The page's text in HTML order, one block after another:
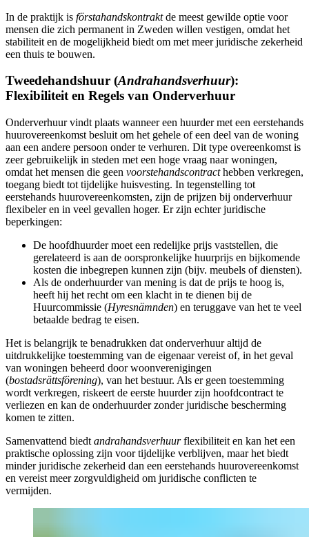
In de praktijk is förstahandskontraktde meest gewilde optie voor
mensen die zich permanent in Zweden willen vestigen, omdat het
stabiliteit en de mogelijkheid biedt om met meer juridische zekerheid
een thuis te bouwen.
Tweedehandshuur (Andrahandsverhuur):
Flexibiliteit en Regels van Onderverhuur
Onderverhuur vindt plaats wanneer een huurder met een eerstehands
huurovereenkomst besluit om het gehele of een deel van de woning
aan een andere persoon onder te verhuren. Dit type overeenkomst is
zeer gebruikelijk in steden met een hoge vraag naar woningen,
omdat het mensen die geen voorstehandscontracthebben verkregen,
toegang biedt tot tijdelijke huisvesting. In tegenstelling tot
eerstehands huurovereenkomsten, zijn de prijzen bij onderverhuur
flexibeler en in veel gevallen hoger. Er zijn echter juridische
beperkingen:
De hoofdhuurder moet een redelijke prijs vaststellen, die
gerelateerd is aan de oorspronkelijke huurprijs en bijkomende
kosten die inbegrepen kunnen zijn (bijv. meubels of diensten).
Als de onderhuurder van mening is dat de prijs te hoog is,
heeft hij het recht om een klacht in te dienen bij de
Huurcommissie (Hyresnämnden) en teruggave van het te veel
betaalde bedrag te eisen.
Het is belangrijk te benadrukken dat onderverhuur altijd de
uitdrukkelijke toestemming van de eigenaar vereist of, in het geval
van woningen beheerd door woonverenigingen
(bostadsrättsförening), van het bestuur. Als er geen toestemming
wordt verkregen, riskeert de eerste huurder zijn hoofdcontract te
verliezen en kan de onderhuurder zonder juridische bescherming
komen te zitten.
Samenvattend biedt andrahandsverhuurflexibiliteit en kan het een
praktische oplossing zijn voor tijdelijke verblijven, maar het biedt
minder juridische zekerheid dan een eerstehands huurovereenkomst
en vereist meer zorgvuldigheid om juridische conflicten te
vermijden.